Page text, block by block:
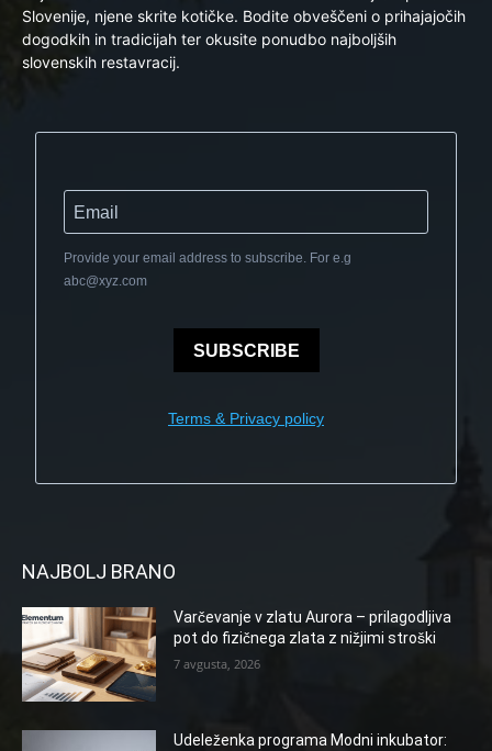
Slovenije, njene skrite kotičke. Bodite obveščeni o prihajajočih
dogodkih in tradicijah ter okusite ponudbo najboljših
slovenskih restavracij.
Provide your email address to subscribe. For e.g
abc@xyz.com
SUBSCRIBE
Terms & Privacy policy
NAJBOLJ BRANO
Varčevanje v zlatu Aurora – prilagodljiva
pot do fizičnega zlata z nižjimi stroški
7 avgusta, 2026
Udeleženka programa Modni inkubator: